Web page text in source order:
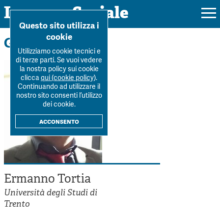
Impresa Sociale
Rivista
Ultimo numero
La Rivista
Submission
Colophon
Autori
Archivio
Argomenti
Forum
Tutti gli articoli
Autori
Argomenti
Dossier
Tutti i dossier
Workshop Impresa Sociale 2021
Impresa sociale, reciprocità e sostenibilità
Innovazione sociale
Chi siamo
Contatti
Sostienici
Home Ermanno Tortia
Gli autori
Ermanno Tortia
Università degli Studi di
Trento
Questo sito utilizza i
cookie
Utilizziamo cookie tecnici e
di terze parti. Se vuoi vedere
la nostra policy sui cookie
cliccaqui (cookie policy).
Continuando ad utilizzare il
nostro sito consenti l’utilizzo
dei cookie.
acconsento